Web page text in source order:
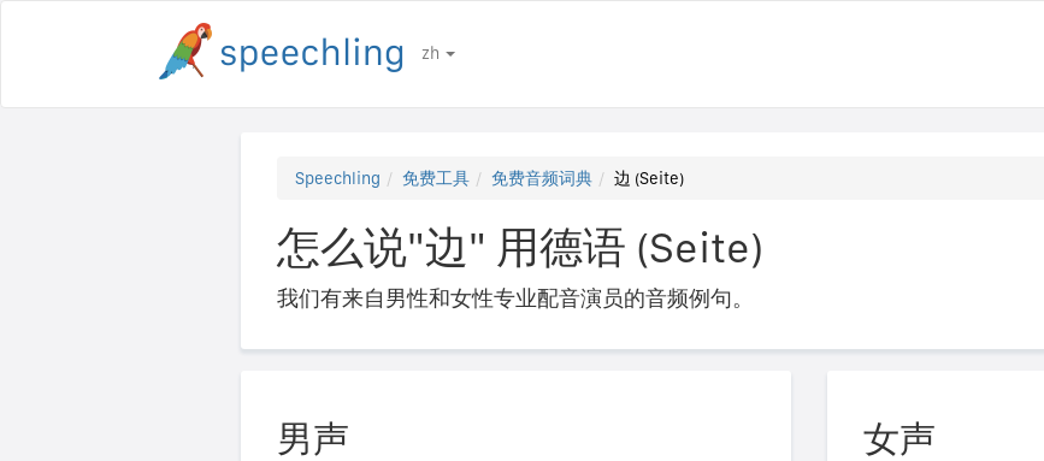
zh
Speechling 免费工具 免费音频词典 边 (Seite)
怎么说"边" 用德语 (Seite)
我们有来自男性和女性专业配音演员的音频例句。
男声 女声